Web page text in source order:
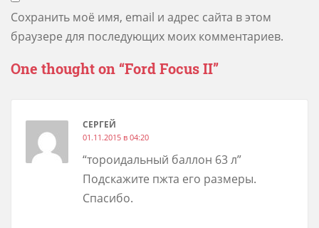
Сохранить моё имя, email и адрес сайта в этом
браузере для последующих моих комментариев.
One thought on “Ford Focus II”
СЕРГЕЙ
01.11.2015 в 04:20
“тороидальный баллон 63 л”
Подскажите пжта его размеры.
Спасибо.